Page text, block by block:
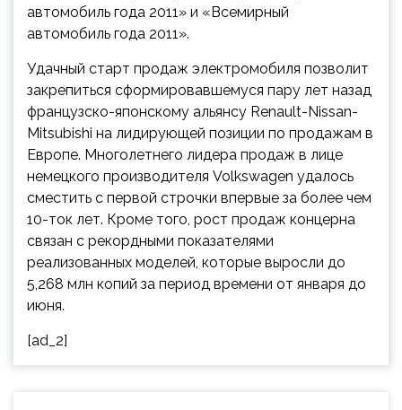
автомобиль года 2011» и «Всемирный
автомобиль года 2011».
Удачный старт продаж электромобиля позволит
закрепиться сформировавшемуся пару лет назад
французско-японскому альянсу Renault-Nissan-
Mitsubishi на лидирующей позиции по продажам в
Европе. Многолетнего лидера продаж в лице
немецкого производителя Volkswagen удалось
сместить с первой строчки впервые за более чем
10-ток лет. Кроме того, рост продаж концерна
связан с рекордными показателями
реализованных моделей, которые выросли до
5,268 млн копий за период времени от января до
июня.
[ad_2]